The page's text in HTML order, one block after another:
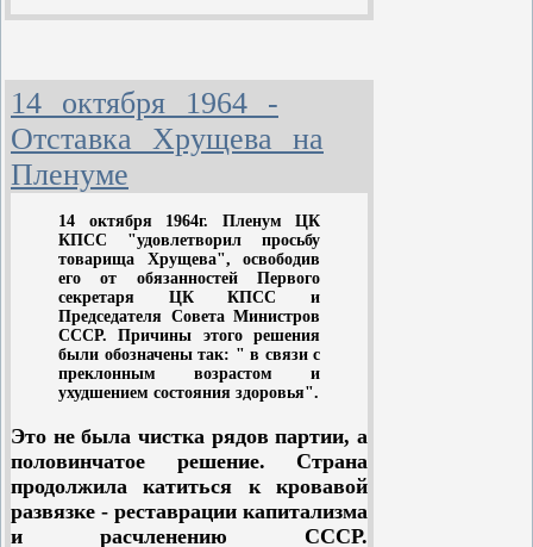
постановлением Совета Министров
СССР и ЦК ВКП(б) от 20 октября
1948 года «О плане полезащитных
лесонасаждений, внедрения
травопольных севооборотов,
строительства прудов и водоемов
для обеспечения высоких
устойчивых урожаев в степных и
лесостепных районах Европейской
части СССР». В печати указанный
документ назвали «Сталинским
планом преобразования природы».
План не имел прецедентов в
соответствии с этим планом
предстояло посадить лесные
полосы, чтобы преградить дорогу
суховеям и изменить климат на
площади 120 миллионов гектаров,
14 октября 1964 -
Отставка Хрущева на
Пленуме
14 октября 1964г. Пленум ЦК
КПСС "удовлетворил просьбу
товарища Хрущева", освободив
его от обязанностей Первого
секретаря ЦК КПСС и
Председателя Совета Министров
СССР. Причины этого решения
были обозначены так: " в связи с
преклонным возрастом и
ухудшением состояния здоровья".
Это не была чистка рядов партии, а
половинчатое решение. Страна
продолжила катиться к кровавой
развязке - реставрации капитализма
и расчленению СССР.